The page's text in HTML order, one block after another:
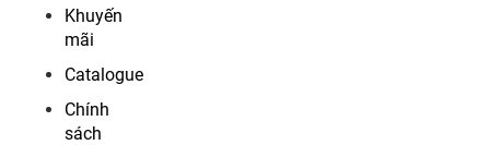
Khuyến
mãi
Catalogue
Chính
sách